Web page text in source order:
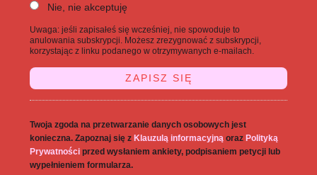
Nie, nie akceptuję
Uwaga: jeśli zapisałeś się wcześniej, nie spowoduje to
anulowania subskrypcji. Możesz zrezygnować z subskrypcji,
korzystając z linku podanego w otrzymywanych e-mailach.
Twoja zgoda na przetwarzanie danych osobowych jest
konieczna. Zapoznaj się zKlauzulą informacyjną orazPolityką
Prywatności przed wysłaniem ankiety, podpisaniem petycji lub
wypełnieniem formularza.